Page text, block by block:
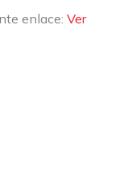
enlace: Ver